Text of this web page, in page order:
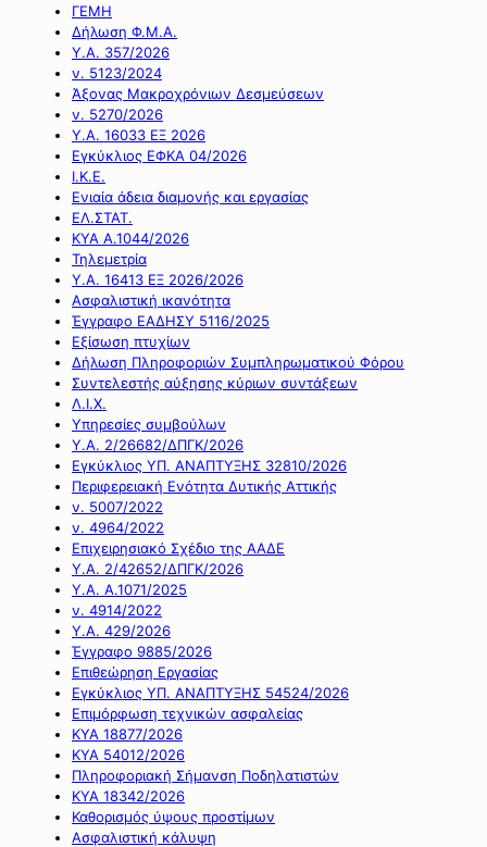
ΓΕΜΗ
Δήλωση Φ.Μ.Α.
Υ.Α. 357/2026
ν. 5123/2024
Άξονας Μακροχρόνιων Δεσμεύσεων
ν. 5270/2026
Υ.Α. 16033 ΕΞ 2026
Εγκύκλιος ΕΦΚΑ 04/2026
Ι.Κ.Ε.
Ενιαία άδεια διαμονής και εργασίας
ΕΛ.ΣΤΑΤ.
ΚΥΑ Α.1044/2026
Τηλεμετρία
Υ.Α. 16413 ΕΞ 2026/2026
Ασφαλιστική ικανότητα
Έγγραφο ΕΑΔΗΣΥ 5116/2025
Εξίσωση πτυχίων
Δήλωση Πληροφοριών Συμπληρωματικού Φόρου
Συντελεστής αύξησης κύριων συντάξεων
Λ.Ι.Χ.
Υπηρεσίες συμβούλων
Υ.Α. 2/26682/ΔΠΓΚ/2026
Εγκύκλιος ΥΠ. ΑΝΑΠΤΥΞΗΣ 32810/2026
Περιφερειακή Ενότητα Δυτικής Αττικής
ν. 5007/2022
ν. 4964/2022
Επιχειρησιακό Σχέδιο της ΑΑΔΕ
Υ.Α. 2/42652/ΔΠΓΚ/2026
Υ.Α. Α.1071/2025
ν. 4914/2022
Υ.Α. 429/2026
Έγγραφο 9885/2026
Επιθεώρηση Εργασίας
Εγκύκλιος ΥΠ. ΑΝΑΠΤΥΞΗΣ 54524/2026
Επιμόρφωση τεχνικών ασφαλείας
ΚΥΑ 18877/2026
ΚΥΑ 54012/2026
Πληροφοριακή Σήμανση Ποδηλατιστών
ΚΥΑ 18342/2026
Καθορισμός ύψους προστίμων
Ασφαλιστική κάλυψη